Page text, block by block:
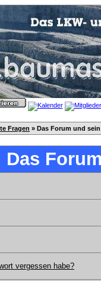
Fragen » Das Forum und
Das
vergessen habe?